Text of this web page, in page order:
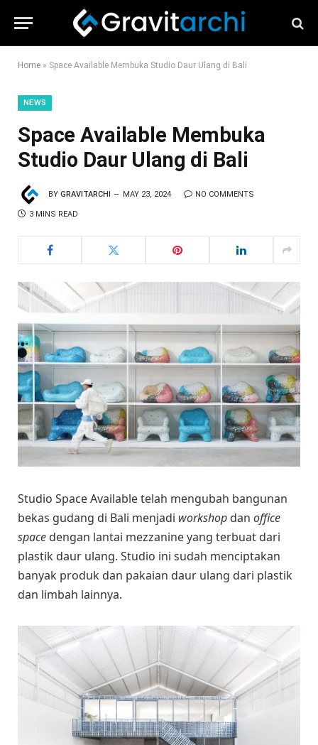
Home » Space Available Membuka Studio Daur Ulang di Bali
NEWS
Space Available Membuka
Studio Daur Ulang di Bali
BY GRAVITARCHI MAY 23, 2024 NO COMMENTS
3 MINS READ
Studio Space Available telah mengubah bangunan
bekas gudang di Bali menjadi workshop dan office
space dengan lantai mezzanine yang terbuat dari
plastik daur ulang. Studio ini sudah menciptakan
banyak produk dan pakaian daur ulang dari plastik
dan limbah lainnya.